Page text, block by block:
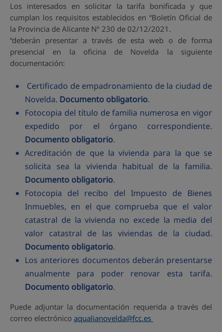
Los interesados en solicitar la tarifa bonificada y que
cumplan los requisitos establecidos en “Boletín Oficial de
la Provincia de Alicante Nº 230 de 02/12/2021.
“deberán presentar a través de esta web o de forma
presencial en la oficina de Novelda la siguiente
documentación:
Certificado de empadronamiento de la ciudad de
Novelda. Documento obligatorio.
Fotocopia del título de familia numerosa en vigor
expedido por el órgano correspondiente.
Documento obligatorio.
Acreditación de que la vivienda para la que se
solicita sea la vivienda habitual de la familia.
Documento obligatorio.
Fotocopia del recibo del Impuesto de Bienes
Inmuebles, en el que comprueba que el valor
catastral de la vivienda no excede la media del
valor catastral de las viviendas de la ciudad.
Documento obligatorio.
Los anteriores documentos deberán presentarse
anualmente para poder renovar esta tarifa.
Documento obligatorio.
Puede adjuntar la documentación requerida a través del
correo electrónico aqualianovelda@fcc.es